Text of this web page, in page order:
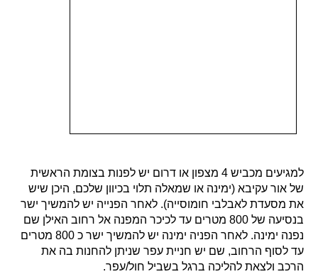
למגיעים מכביש 4 מצפון או דרום יש לפנות בצומת הראשית
של אור עקיבא (ימינה או שמאלה תלוי בכיוון שלכם, היכן שיש
את מסעדת לאבלבי חומוסייה). לאחר הפנייה יש להמשיך ישר
בנסיעה של 800 מטרים עד לכיכר המפנה אל רחוב האילן שם
נפנה ימינה. לאחר הפניה ימינה יש להמשיך ישר כ 800 מטרים
עד לסוף הרחוב, שם יש חניית עפר שניתן להחנות בה את
הרכב ולצאת להליכה ברגל בשביל חול/עפר.